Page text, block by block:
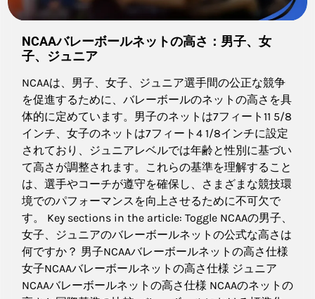
NCAAバレーボールネットの高さ：男子、女
子、ジュニア
NCAAは、男子、女子、ジュニア選手間の公正な競争
を促進するために、バレーボールのネットの高さを具
体的に定めています。男子のネットは7フィート11 5/8
インチ、女子のネットは7フィート4 1/8インチに設定
されており、ジュニアレベルでは年齢と性別に基づい
て高さが調整されます。これらの基準を理解すること
は、選手やコーチが遵守を確保し、さまざまな競技環
境でのパフォーマンスを向上させるために不可欠で
す。 Key sections in the article: Toggle NCAAの男子、
女子、ジュニアのバレーボールネットの公式な高さは
何ですか？ 男子NCAAバレーボールネットの高さ仕様
女子NCAAバレーボールネットの高さ仕様 ジュニア
NCAAバレーボールネットの高さ仕様 NCAAのネットの